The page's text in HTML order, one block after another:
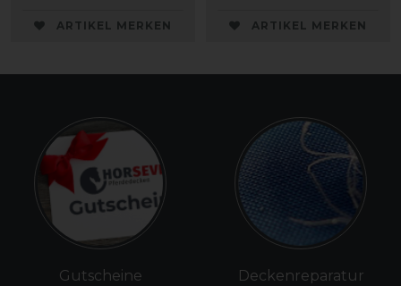
ARTIKEL MERKEN ARTIKEL MERKEN
Gutscheine Deckenreparatur